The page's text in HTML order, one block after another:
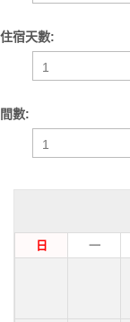
住宿天數:
間數:
日 一